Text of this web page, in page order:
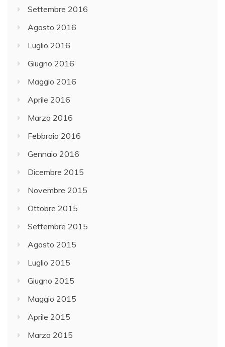
Settembre 2016
Agosto 2016
Luglio 2016
Giugno 2016
Maggio 2016
Aprile 2016
Marzo 2016
Febbraio 2016
Gennaio 2016
Dicembre 2015
Novembre 2015
Ottobre 2015
Settembre 2015
Agosto 2015
Luglio 2015
Giugno 2015
Maggio 2015
Aprile 2015
Marzo 2015